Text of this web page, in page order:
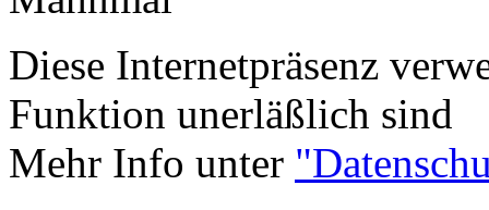
Diese Internetpräsenz
Funktion unerläßlich sind
Mehr Info unter